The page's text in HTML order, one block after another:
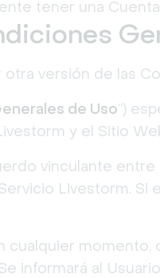
tener una
versión de las
de Uso”)
y el Sitio
vinculante entre
Livestorm. Si
momento,
informará al